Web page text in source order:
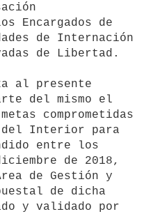
Encargados de
de Internación
de Libertad.
del mismo el
comprometidas
Interior para
entre los
de 2018,
de Gestión y
de dicha
y validado por